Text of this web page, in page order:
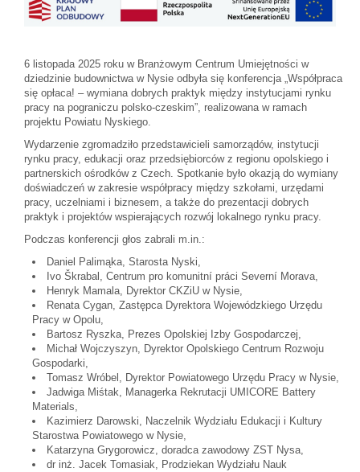
6 listopada 2025 roku w Branżowym Centrum Umiejętności w
dziedzinie budownictwa w Nysie odbyła się konferencja „Współpraca
się opłaca! – wymiana dobrych praktyk między instytucjami rynku
pracy na pograniczu polsko-czeskim”, realizowana w ramach
projektu Powiatu Nyskiego.
Wydarzenie zgromadziło przedstawicieli samorządów, instytucji
rynku pracy, edukacji oraz przedsiębiorców z regionu opolskiego i
partnerskich ośrodków z Czech. Spotkanie było okazją do wymiany
doświadczeń w zakresie współpracy między szkołami, urzędami
pracy, uczelniami i biznesem, a także do prezentacji dobrych
praktyk i projektów wspierających rozwój lokalnego rynku pracy.
Podczas konferencji głos zabrali m.in.:
Daniel Palimąka, Starosta Nyski,
Ivo Škrabal, Centrum pro komunitní práci Severní Morava,
Henryk Mamala, Dyrektor CKZiU w Nysie,
Renata Cygan, Zastępca Dyrektora Wojewódzkiego Urzędu
Pracy w Opolu,
Bartosz Ryszka, Prezes Opolskiej Izby Gospodarczej,
Michał Wojczyszyn, Dyrektor Opolskiego Centrum Rozwoju
Gospodarki,
Tomasz Wróbel, Dyrektor Powiatowego Urzędu Pracy w Nysie,
Jadwiga Miśtak, Managerka Rekrutacji UMICORE Battery
Materials,
Kazimierz Darowski, Naczelnik Wydziału Edukacji i Kultury
Starostwa Powiatowego w Nysie,
Katarzyna Grygorowicz, doradca zawodowy ZST Nysa,
dr inż. Jacek Tomasiak, Prodziekan Wydziału Nauk